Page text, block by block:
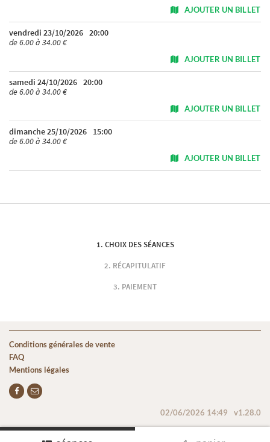
AJOUTER UN BILLET
vendredi 23/10/2026 20:00
de 6.00 à 34.00 €
AJOUTER UN BILLET
samedi 24/10/2026 20:00
de 6.00 à 34.00 €
AJOUTER UN BILLET
dimanche 25/10/2026
15:00
de 6.00 à 34.00 €
AJOUTER UN BILLET
CHOIX DES SÉANCES
RÉCAPITULATIF
PAIEMENT
Conditions générales de vente
FAQ
Mentions légales
02/06/2026 14:49 v1.28.0